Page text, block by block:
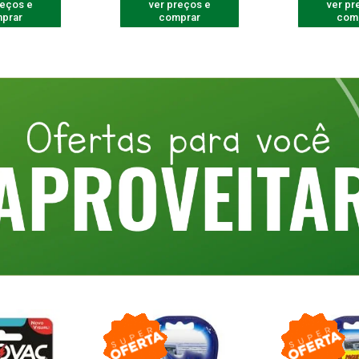
e
ver preços e
comprar
ver